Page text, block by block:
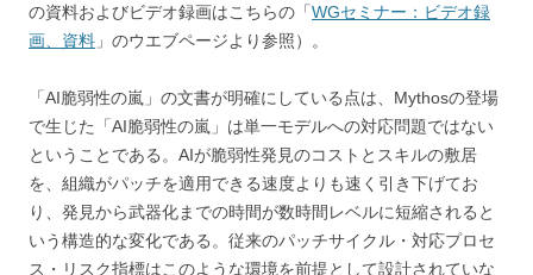
の資料およびビデオ録画はこちらの「WGセミナー：ビデオ録
画、資料 」のウエブページより参照）。
「AI脆弱性の嵐」の文書が明確にしている点は、Mythosの登場
で生じた「AI脆弱性の嵐」は単一モデルへの対応問題ではない
ということである。AIが脆弱性発見のコストとスキルの敷居
を、組織がパッチを適用できる速度よりも速く引き下げてお
り、発見から武器化までの時間が数時間レベルに短縮されると
いう構造的な変化である。従来のパッチサイクル・対応プロセ
ス・リスク指標はこのような環境を前提として設計されていな